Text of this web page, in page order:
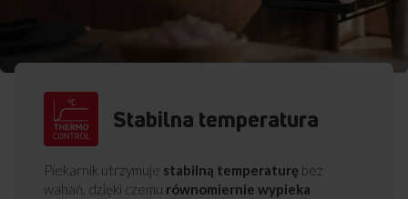
Stabilna temperatura
Piekarnik utrzymuje stabilną temperaturę bez
wahań, dzięki czemu równomiernie wypieka